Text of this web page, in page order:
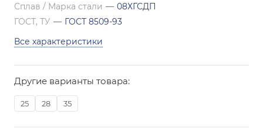
Сплав / Марка стали — 08ХГСДП
ГОСТ, ТУ — ГОСТ 8509-93
Все характеристики
Другие варианты товара:
25 28 35